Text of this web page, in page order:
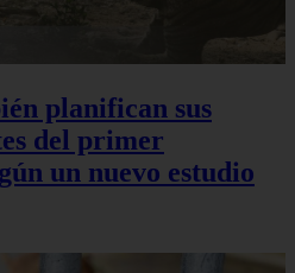
planifican sus
del primer
un nuevo estudio